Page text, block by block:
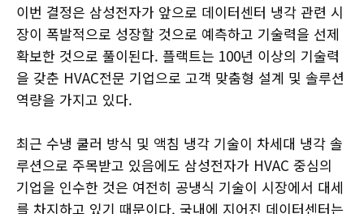
이번 결정은 삼성전자가 앞으로 데이터센터 냉각 관련 시
장이 폭발적으로 성장할 것으로 예측하고 기술력을 선제
확보한 것으로 풀이된다. 플랙트는 100년 이상의 기술력
을 갖춘 HVAC전문 기업으로 고객 맞춤형 설계 및 솔루션
역량을 가지고 있다.
최근 수냉 쿨러 방식 및 액침 냉각 기술이 차세대 냉각 솔
루션으로 주목받고 있음에도 삼성전자가 HVAC 중심의
기업을 인수한 것은 여전히 공냉식 기술이 시장에서 대세
를 차지하고 있기 때문이다. 국내에 지어진 데이터센터는